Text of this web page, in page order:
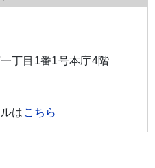
丁目1番1号本庁4階
は こちら